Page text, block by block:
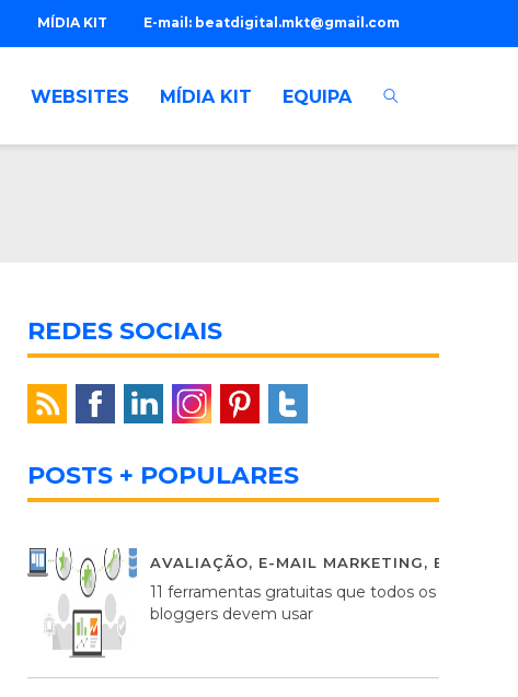
E-mail: beatdigital.mkt@gmail.com
MÍDIA KIT
WEBSITES MÍDIA KIT EQUIPA
REDES SOCIAIS
POSTS + POPULARES
AVALIAÇÃO, E-MAIL MARKETING,
11 ferramentas gratuitas que todos os
bloggers devem usar